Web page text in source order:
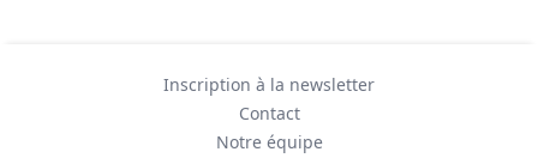
Inscription à la newsletter
Contact
Notre équipe